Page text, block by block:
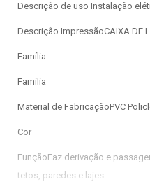
Descrição de uso Instalação
Descrição ImpressãoCAIXA DE
Família
Família
Material de FabricaçãoPVC
Cor
FunçãoFaz derivação e
tetos, paredes e lajes